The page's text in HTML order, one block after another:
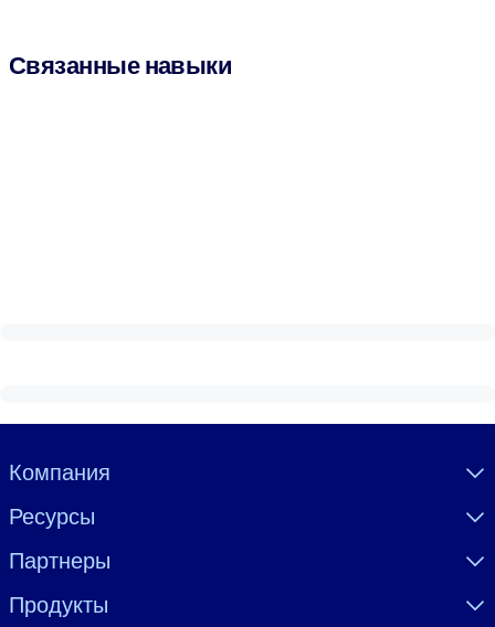
Связанные навыки
Visually hidden Text
Компания
Ресурсы
Партнеры
Продукты